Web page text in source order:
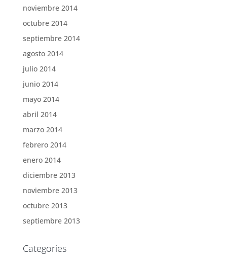
noviembre 2014
octubre 2014
septiembre 2014
agosto 2014
julio 2014
junio 2014
mayo 2014
abril 2014
marzo 2014
febrero 2014
enero 2014
diciembre 2013
noviembre 2013
octubre 2013
septiembre 2013
Categories